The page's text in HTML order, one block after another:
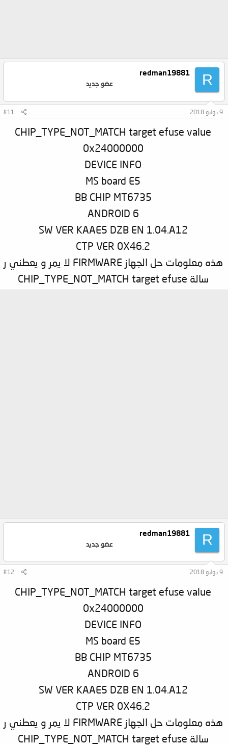
R
redman19881
عضو جديد
9 يوليو 2018 #11
CHIP_TYPE_NOT_MATCH target efuse value
0x24000000
DEVICE INFO
MS board E5
BB CHIP MT6735
ANDROID 6
SW VER KAAE5 DZB EN 1.04.A12
CTP VER 0X46.2
هذه معلومات حل الجهاز FIRMWARE لا يمر و يعطني ر
سالة CHIP_TYPE_NOT_MATCH target efuse
R
redman19881
عضو جديد
9 يوليو 2018 #12
CHIP_TYPE_NOT_MATCH target efuse value
0x24000000
DEVICE INFO
MS board E5
BB CHIP MT6735
ANDROID 6
SW VER KAAE5 DZB EN 1.04.A12
CTP VER 0X46.2
هذه معلومات حل الجهاز FIRMWARE لا يمر و يعطني ر
سالة CHIP_TYPE_NOT_MATCH target efuse